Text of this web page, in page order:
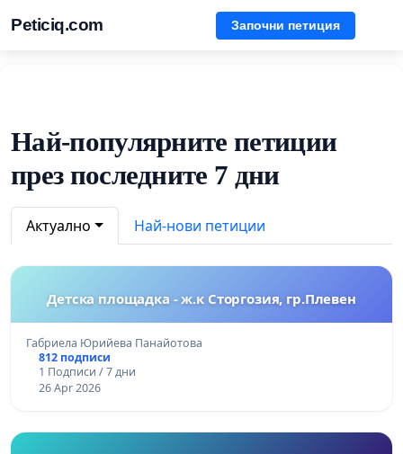
Peticiq.com Започни петиция
Най-популярните петиции
през последните 7 дни
Актуално Най-нови петиции
Детска площадка - ж.к Сторгозия, гр.Плевен
Габриела Юрийева Панайотова
812 подписи
1 Подписи / 7 дни
26 Apr 2026